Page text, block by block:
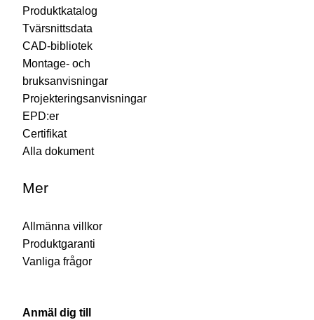
Produktkatalog
Tvärsnittsdata
CAD-bibliotek
Montage- och
bruksanvisningar
Projekteringsanvisningar
EPD:er
Certifikat
Alla dokument
Mer
Allmänna villkor
Produktgaranti
Vanliga frågor
Anmäl dig till